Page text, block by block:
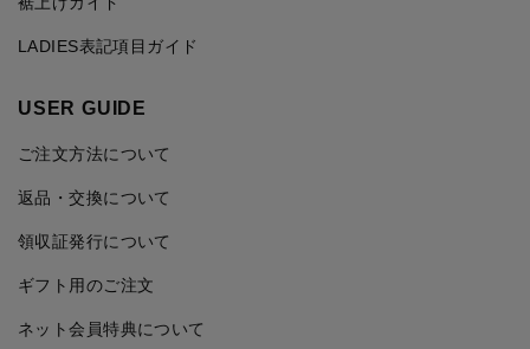
LADIES表記項目ガイド
USER GUIDE
ご注文方法について
返品・交換について
領収証発行について
ギフト用のご注文
ネット会員特典について